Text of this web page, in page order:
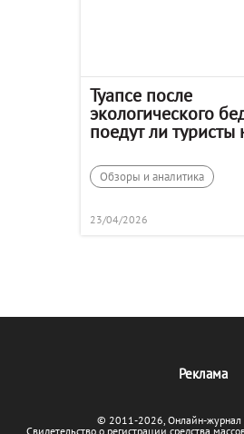
Туапсе после
экологического
поедут ли туристы
Обзоры и аналитика
23/04/2026
Реклама
© 2011-2026, Онлайн-журнал
Свидетельство о регистрации средства